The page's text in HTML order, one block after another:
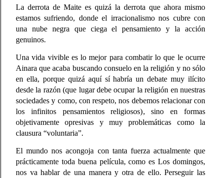
La derrota de Maite es quizá la derrota que ahora mismo
estamos sufriendo, donde el irracionalismo nos cubre con
una nube negra que ciega el pensamiento y la acción
genuinos.
Una vida vivible es lo mejor para combatir lo que le ocurre
Ainara que acaba buscando consuelo en la religión y no sólo
en ella, porque quizá aquí sí habría un debate muy ilícito
desde la razón (que lugar debe ocupar la religión en nuestras
sociedades y como, con respeto, nos debemos relacionar con
los infinitos pensamientos religiosos), sino en formas
objetivamente opresivas y muy problemáticas como la
clausura “voluntaria”.
El mundo nos acongoja con tanta fuerza actualmente que
prácticamente toda buena película, como esLos domingos,
nos va hablar de una manera y otra de ello. Perseguir las